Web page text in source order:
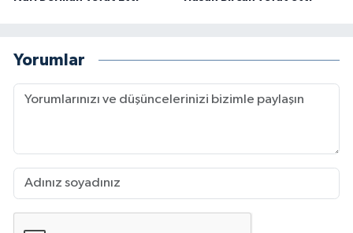
Yorumlar